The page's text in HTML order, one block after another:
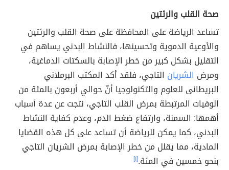
صحة القلب والرئتين
تساعد الرياضة على المحافظة على صحة القلب والرئتين
والأوعية الدموية وتحسينها، فالنشاط البدني يساهم في
التقليل بشكل كبير من خطر الإصابة بالسكتات الدماغية،
ومرض الشريان التاجي، فلقد أكد المكتب البرملاني
البريطانى للعلوم والتكنولوجيا أنّ حوالي أربعون بالمئة من
الوفيات المرتبطة بمرض القلب التاجي، نتجت عن عدة أسباب
أهمها: السمنة، وارتفاع ضغط الدم، وعدم كفاية النشاط
البدني، كما يمكن للرياضة أن تساعد على كل هذه القضايا
المادية، مما يقلل من خطر الإصابة بمرض الشريان التاجي
بنحو خمسين في المئة.[١]